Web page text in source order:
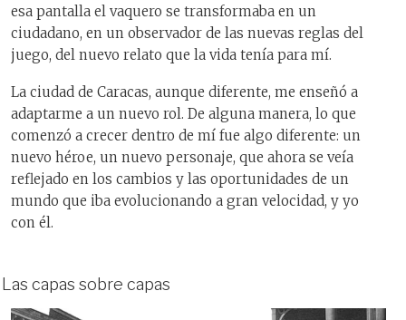
esa pantalla el vaquero se transformaba en un
ciudadano, en un observador de las nuevas reglas del
juego, del nuevo relato que la vida tenía para mí.
La ciudad de Caracas, aunque diferente, me enseñó a
adaptarme a un nuevo rol. De alguna manera, lo que
comenzó a crecer dentro de mí fue algo diferente: un
nuevo héroe, un nuevo personaje, que ahora se veía
reflejado en los cambios y las oportunidades de un
mundo que iba evolucionando a gran velocidad, y yo
con él.
Las capas sobre capas